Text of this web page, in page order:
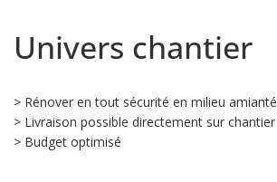
Univers chantier
> Rénover en tout sécurité en milieu amianté
> Livraison possible directement sur chantier
> Budget optimisé